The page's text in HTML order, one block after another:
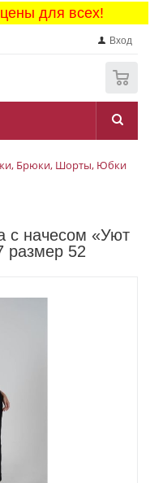
для всех!
Вход
Брюки, Шорты, Юбки
с начесом «Уют
размер 52